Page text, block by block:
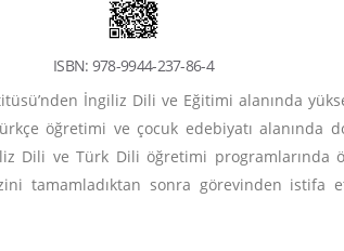
ISBN: 978-9944-237-86-4
İngiliz Dili ve Eğitimi alanında
öğretimi ve çocuk edebiyatı alanında
Dili ve Türk Dili öğretimi programlarında
tamamladıktan sonra görevinden istifa